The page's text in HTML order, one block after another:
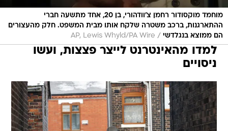
מוחמד מוקסודור רחמן צ'וודהורי, בן 20, אחד מתשעה חברי
ההתארגנות, ברכב משטרה שלקח אותו מבית המשפט. חלק מהעצורים
הם ממוצא בנגלדשי /
AP, Lewis Whyld/PA Wire
למדו מהאינטרנט לייצר פצצות, ועשו
ניסויים